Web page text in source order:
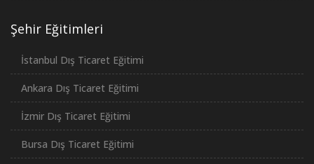
Şehir Eğitimleri
İstanbul Dış Ticaret Eğitimi
Ankara Dış Ticaret Eğitimi
İzmir Dış Ticaret Eğitimi
Bursa Dış Ticaret Eğitimi